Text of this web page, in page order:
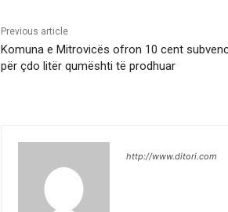
Previous article
Komuna e Mitrovicës ofron 10 cent
për çdo litër qumështi të prodhuar
http://www.ditori.com